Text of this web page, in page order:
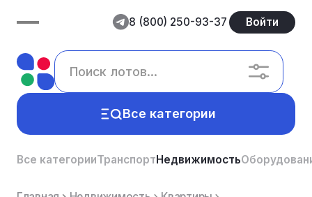
8 (800) 250-93-37 Войти
Все категории
Все категорииТранспортНедвижимость